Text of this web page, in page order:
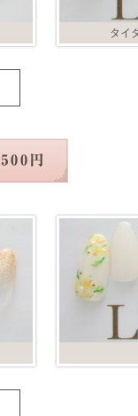
タイ